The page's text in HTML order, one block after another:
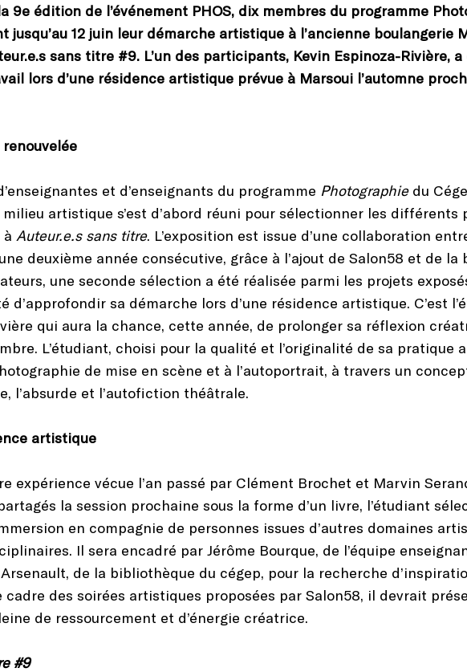
9e édition de l’événement PHOS, dix membres du programme
jusqu’au 12 juin leur démarche artistique à l’ancienne boulangerie
sans titre #9. L’un des participants, Kevin Espinoza-Rivière,
lors d’une résidence artistique prévue à Marsoui l’automne
et d’enseignants du programme Photographiedu
artistique s’est d’abord réuni pour sélectionner les différents
Auteur.e.s sans titre. L’exposition est issue d’une collaboration
deuxième année consécutive, grâce à l’ajout de Salon58 et de
une seconde sélection a été réalisée parmi les projets
d’approfondir sa démarche lors d’une résidence artistique. C’est
qui aura la chance, cette année, de prolonger sa réflexion
L’étudiant, choisi pour la qualité et l’originalité de sa pratique
de mise en scène et à l’autoportrait, à travers un
l’absurde et l’autofiction théâtrale.
artistique
expérience vécue l’an passé par Clément Brochet et Marvin
la session prochaine sous la forme d’un livre, l’étudiant
en compagnie de personnes issues d’autres domaines
Il sera encadré par Jérôme Bourque, de l’équipe
de la bibliothèque du cégep, pour la recherche
cadre des soirées artistiques proposées par Salon58, il devrait
de ressourcement et d’énergie créatrice.
#9